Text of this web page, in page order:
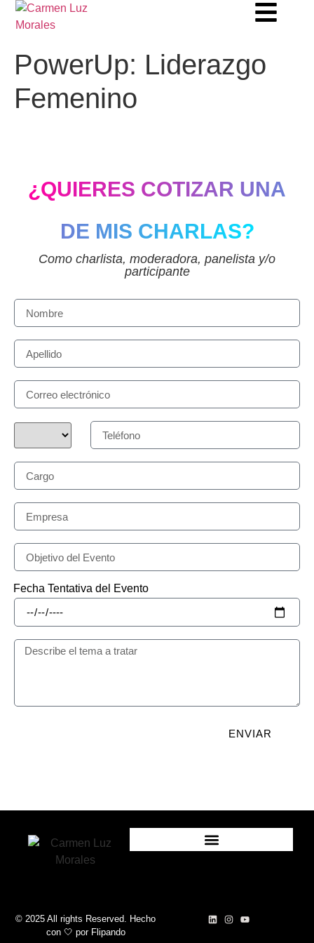
PowerUp: Liderazgo
Femenino
¿QUIERES COTIZAR UNA
DE MIS CHARLAS?
Como charlista, moderadora, panelista y/o
participante
Fecha Tentativa del Evento
ENVIAR
© 2025 All rights Reserved. Hecho
con 🤍 por Flipando